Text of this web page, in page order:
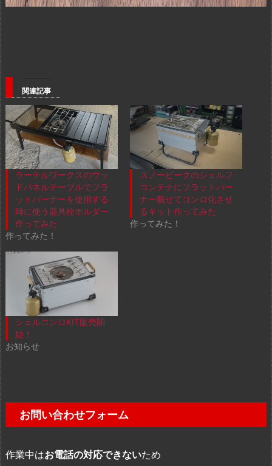
関連記事
ラーテルワークスのウッ
ドパネルテーブルでフラ
ットバーナーを使用する
時に使う器具栓ホルダー
作ってみた
作ってみた！
スノーピークのシェルフ
コンテナにフラットバー
ナー載せてコンロ化させ
るキット作ってみた
作ってみた！
シェルコンロKIT販売開
始！
お知らせ
お問い合わせフォーム
作業中はお電話の対応できないため